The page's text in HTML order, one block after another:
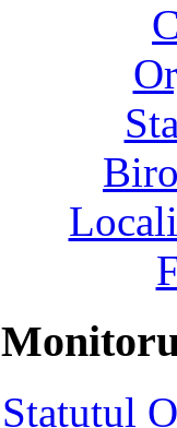
Statutul